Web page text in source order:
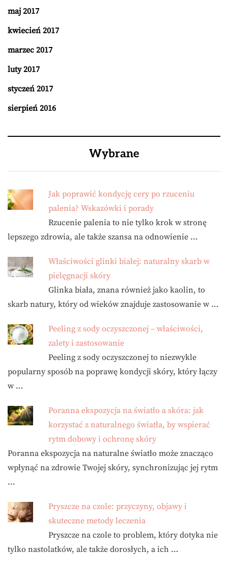
maj 2017
kwiecień 2017
marzec 2017
luty 2017
styczeń 2017
sierpień 2016
Wybrane
Jak poprawić kondycję cery po rzuceniu
palenia? Wskazówki i porady
Rzucenie palenia to nie tylko krok w stronę
lepszego zdrowia, ale także szansa na odnowienie …
Właściwości glinki białej: naturalny skarb w
pielęgnacji skóry
Glinka biała, znana również jako kaolin, to
skarb natury, który od wieków znajduje zastosowanie w …
Peeling z sody oczyszczonej – właściwości,
zalety i zastosowanie
Peeling z sody oczyszczonej to niezwykle
popularny sposób na poprawę kondycji skóry, który łączy
w …
Poranna ekspozycja na światło a skóra: jak
korzystać z naturalnego światła, by wspierać
rytm dobowy i ochronę skóry
Poranna ekspozycja na naturalne światło może znacząco
wpłynąć na zdrowie Twojej skóry, synchronizując jej rytm
…
Pryszcze na czole: przyczyny, objawy i
skuteczne metody leczenia
Pryszcze na czole to problem, który dotyka nie
tylko nastolatków, ale także dorosłych, a ich …